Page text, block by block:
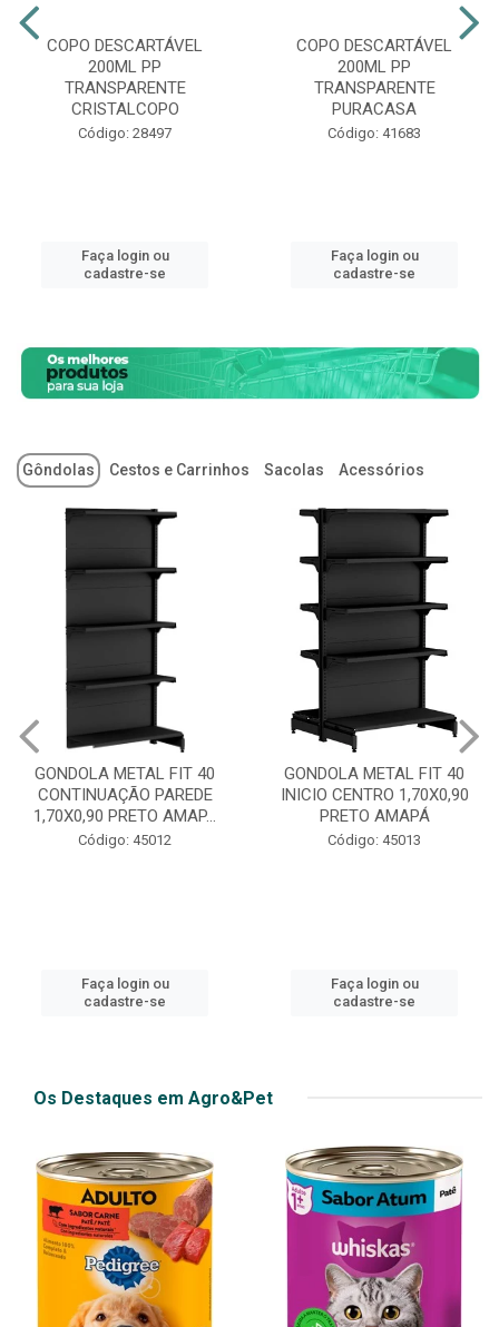
COPO DESCARTÁVEL
200ML PP
TRANSPARENTE
CRISTALCOPO
Código: 28497
Faça login ou
cadastre-se
COPO DESCARTÁVEL
200ML PP
TRANSPARENTE
PURACASA
Código: 41683
Faça login ou
cadastre-se
Gôndolas Cestos e Carrinhos Sacolas Acessórios
GONDOLA METAL FIT 40
CONTINUAÇÃO PAREDE
1,70X0,90 PRETO AMAP...
Código: 45012
Faça login ou
cadastre-se
GONDOLA METAL FIT 40
INICIO CENTRO 1,70X0,90
PRETO AMAPÁ
Código: 45013
Faça login ou
cadastre-se
Os Destaques em Agro&Pet